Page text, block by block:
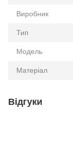
Виробник
Тип
Модель
Матеріал
Відгуки